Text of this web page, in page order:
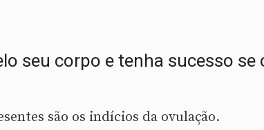
seu corpo e tenha sucesso se
são os indícios da ovulação.